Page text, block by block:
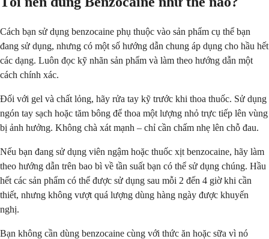
Cách bạn sử dụng benzocaine phụ thuộc vào sản phẩm cụ thể bạn
đang sử dụng, nhưng có một số hướng dẫn chung áp dụng cho hầu hết
các dạng. Luôn đọc kỹ nhãn sản phẩm và làm theo hướng dẫn một
cách chính xác.
Đối với gel và chất lỏng, hãy rửa tay kỹ trước khi thoa thuốc. Sử dụng
ngón tay sạch hoặc tăm bông để thoa một lượng nhỏ trực tiếp lên vùng
bị ảnh hưởng. Không chà xát mạnh – chỉ cần chấm nhẹ lên chỗ đau.
Nếu bạn đang sử dụng viên ngậm hoặc thuốc xịt benzocaine, hãy làm
theo hướng dẫn trên bao bì về tần suất bạn có thể sử dụng chúng. Hầu
hết các sản phẩm có thể được sử dụng sau mỗi 2 đến 4 giờ khi cần
thiết, nhưng không vượt quá lượng dùng hàng ngày được khuyến
nghị.
Bạn không cần dùng benzocaine cùng với thức ăn hoặc sữa vì nó